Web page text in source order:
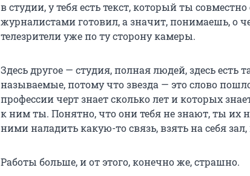
в студии, у тебя есть текст, который ты
журналистами готовил, а значит, понимаешь, о
телезрители уже по ту сторону камеры.
Здесь другое — студия, полная людей, здесь есть
называемые, потому что звезда — это слово
профессии черт знает сколько лет и которых
к ним ты. Понятно, что они тебя не знают, ты их
ними наладить какую-то связь, взять на себя
Работы больше, и от этого, конечно же, страшно.